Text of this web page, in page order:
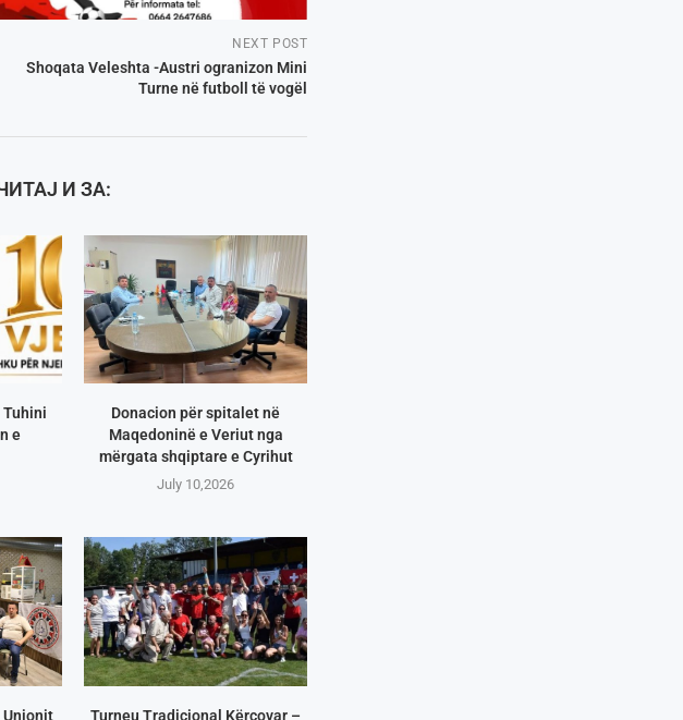
NEXT POST
Shoqata Veleshta -Austri ogranizon Mini
Turne në futboll të vogël
И ЗА:
e
Donacion për spitalet në
Maqedoninë e Veriut nga
mërgata shqiptare e Cyrihut
July 10,2026
Unionit
Turneu Tradicional Kërçovar –